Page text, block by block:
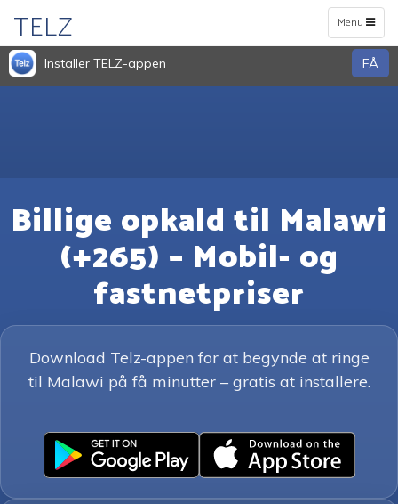
Toggle
navigation
Menu
TELZ
Installer TELZ-appen FÅ
Billige opkald til Malawi
(+265) – Mobil- og
fastnetpriser
Download Telz-appen for at begynde at ringe
til Malawi på få minutter – gratis at installere.